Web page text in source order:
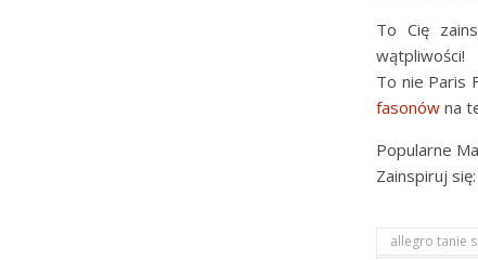
To Cię
wątpliwości!
To nie Paris
fasonów na
Popularne
Zainspiruj się:
allegro tanie